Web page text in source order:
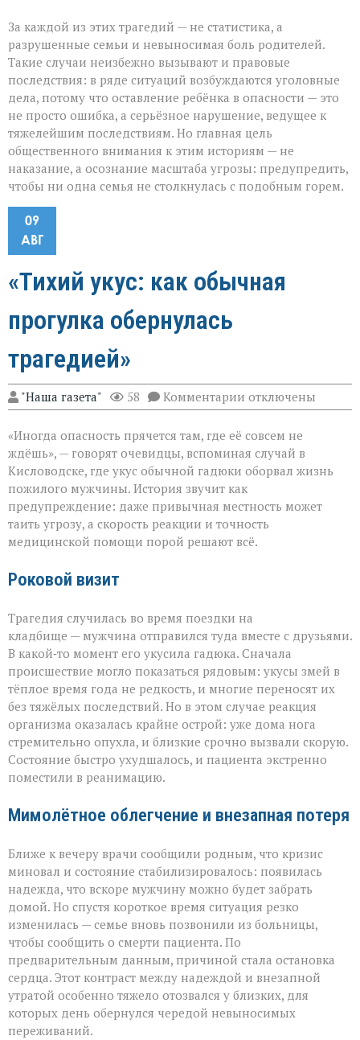
За каждой из этих трагедий — не статистика, а
разрушенные семьи и невыносимая боль родителей.
Такие случаи неизбежно вызывают и правовые
последствия: в ряде ситуаций возбуждаются уголовные
дела, потому что оставление ребёнка в опасности — это
не просто ошибка, а серьёзное нарушение, ведущее к
тяжелейшим последствиям. Но главная цель
общественного внимания к этим историям — не
наказание, а осознание масштаба угрозы: предупредить,
чтобы ни одна семья не столкнулась с подобным горем.
09
АВГ
«Тихий укус: как обычная
прогулка обернулась
трагедией»
"Наша газета" 58 Комментарии к
записи
укус:
как
обычная
прогулка
обернулась
трагедией»
отключены
«Иногда опасность прячется там, где её совсем не
ждёшь», — говорят очевидцы, вспоминая случай в
Кисловодске, где укус обычной гадюки оборвал жизнь
пожилого мужчины. История звучит как
предупреждение: даже привычная местность может
таить угрозу, а скорость реакции и точность
медицинской помощи порой решают всё.
Роковой визит
Трагедия случилась во время поездки на
кладбище — мужчина отправился туда вместе с друзьями.
В какой‑то момент его укусила гадюка. Сначала
происшествие могло показаться рядовым: укусы змей в
тёплое время года не редкость, и многие переносят их
без тяжёлых последствий. Но в этом случае реакция
организма оказалась крайне острой: уже дома нога
стремительно опухла, и близкие срочно вызвали скорую.
Состояние быстро ухудшалось, и пациента экстренно
поместили в реанимацию.
Мимолётное облегчение и внезапная потеря
Ближе к вечеру врачи сообщили родным, что кризис
миновал и состояние стабилизировалось: появилась
надежда, что вскоре мужчину можно будет забрать
домой. Но спустя короткое время ситуация резко
изменилась — семье вновь позвонили из больницы,
чтобы сообщить о смерти пациента. По
предварительным данным, причиной стала остановка
сердца. Этот контраст между надеждой и внезапной
утратой особенно тяжело отозвался у близких, для
которых день обернулся чередой невыносимых
переживаний.